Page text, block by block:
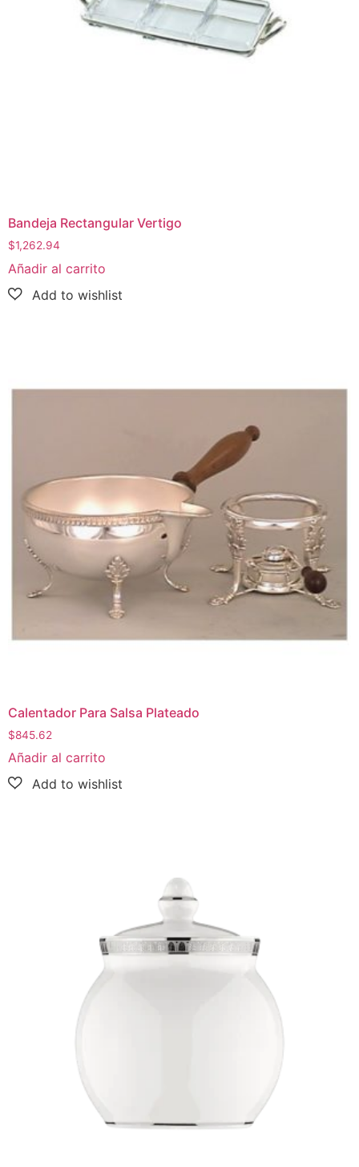
Bandeja Rectangular Vertigo
$1,262.94
Añadir al carrito
Calentador Para Salsa Plateado
$845.62
Añadir al carrito